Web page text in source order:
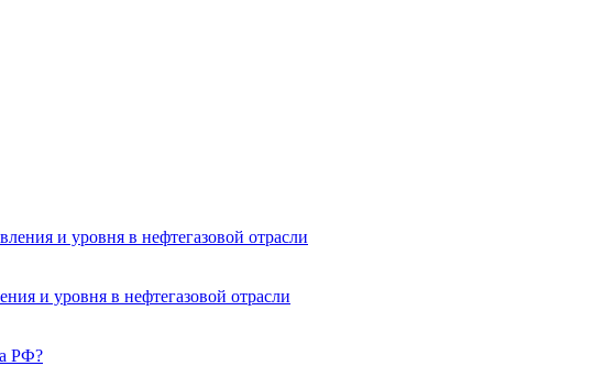
и уровня в нефтегазовой отрасли
РФ?